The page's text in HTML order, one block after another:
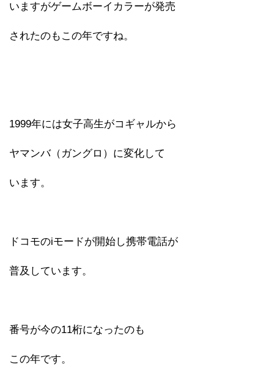
いますがゲームボーイカラーが発売
されたのもこの年ですね。
1999年には女子高生がコギャルから
ヤマンバ（ガングロ）に変化して
います。
ドコモのiモードが開始し携帯電話が
普及しています。
番号が今の11桁になったのも
この年です。